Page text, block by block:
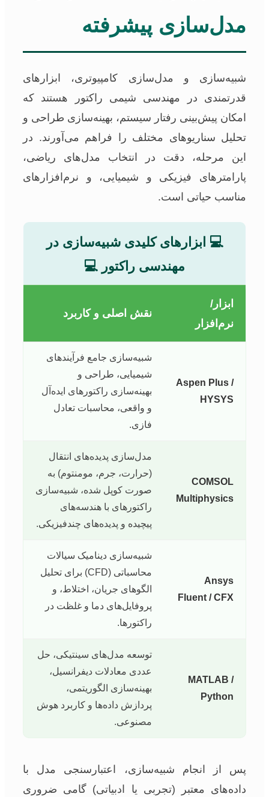
مدل‌سازی پیشرفته
شبیه‌سازی و مدل‌سازی کامپیوتری، ابزارهای
قدرتمندی در مهندسی شیمی راکتور هستند که
امکان پیش‌بینی رفتار سیستم، بهینه‌سازی طراحی و
تحلیل سناریوهای مختلف را فراهم می‌آورند. در
این مرحله، دقت در انتخاب مدل‌های ریاضی،
پارامترهای فیزیکی و شیمیایی، و نرم‌افزارهای
مناسب حیاتی است.
💻 ابزارهای کلیدی شبیه‌سازی در
مهندسی راکتور 💻
ابزار/
نرم‌افزار
نقش اصلی و کاربرد
Aspen Plus /
HYSYS
شبیه‌سازی جامع فرآیندهای
شیمیایی، طراحی و
بهینه‌سازی راکتورهای ایده‌آل
و واقعی، محاسبات تعادل
فازی.
COMSOL
Multiphysics
مدل‌سازی پدیده‌های انتقال
(حرارت، جرم، مومنتوم) به
صورت کوپل شده، شبیه‌سازی
راکتورهای با هندسه‌های
پیچیده و پدیده‌های چندفیزیکی.
Ansys
Fluent / CFX
شبیه‌سازی دینامیک سیالات
محاسباتی (CFD) برای تحلیل
الگوهای جریان، اختلاط، و
پروفایل‌های دما و غلظت در
راکتورها.
MATLAB /
Python
توسعه مدل‌های سینتیکی، حل
عددی معادلات دیفرانسیل،
بهینه‌سازی الگوریتمی،
پردازش داده‌ها و کاربرد هوش
مصنوعی.
پس از انجام شبیه‌سازی، اعتبارسنجی مدل با
داده‌های معتبر (تجربی یا ادبیاتی) گامی ضروری